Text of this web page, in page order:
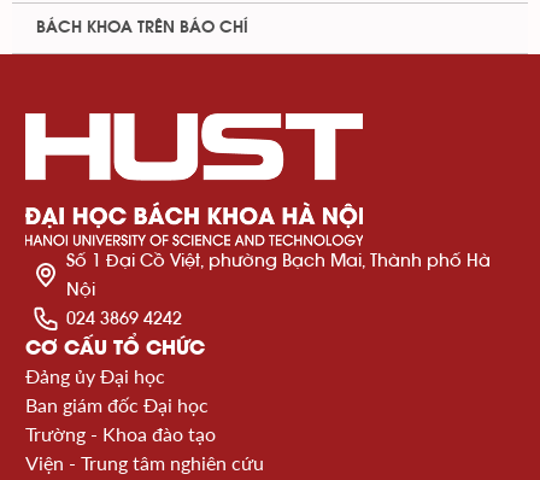
BÁCH KHOA TRÊN BÁO CHÍ
Số 1 Đại Cồ Việt, phường Bạch Mai, Thành phố Hà
Nội
024 3869 4242
CƠ CẤU TỔ CHỨC
Đảng ủy Đại học
Ban giám đốc Đại học
Trường - Khoa đào tạo
Viện - Trung tâm nghiên cứu